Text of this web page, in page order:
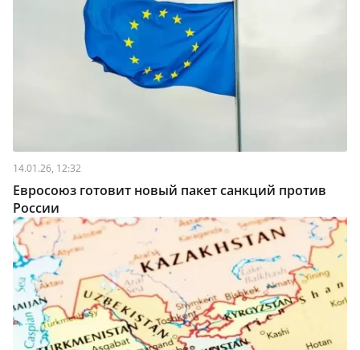
14.01.26, 12:32
Евросоюз готовит новый пакет санкций против
России